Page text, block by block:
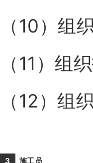
（10）组
（11）组
（12）组
3 施工 员